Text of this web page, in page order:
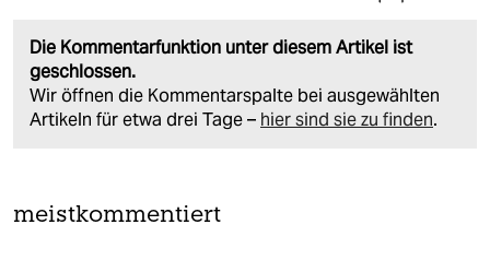
Die Kommentarfunktion unter diesem Artikel ist
geschlossen.
Wir öffnen die Kommentarspalte bei ausgewählten
Artikeln für etwa drei Tage – hier sind sie zu finden.
meistkommentiert